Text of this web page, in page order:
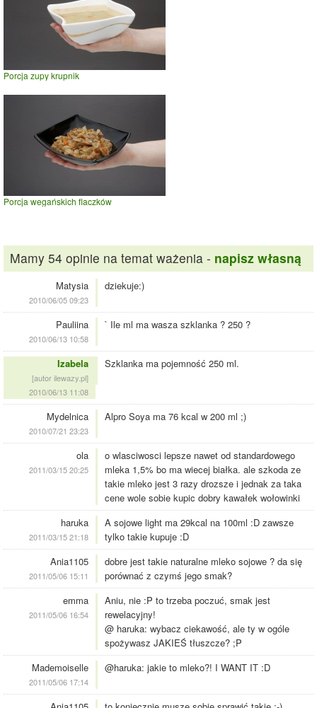
Porcja zupy krupnik
Porcja wegańskich flaczków
Mamy 54 opinie na temat ważenia - napisz własną
Matysia
2010/06/05 09:23
dziekuje:)
Pauliina
2010/06/13 10:58
` Ile ml ma wasza szklanka ? 250 ?
Izabela
[autor ilewazy.pl]
2010/06/13 11:08
Szklanka ma pojemność 250 ml.
Mydelnica
2010/07/21 23:23
Alpro Soya ma 76 kcal w 200 ml ;)
ola
2011/03/15 20:25
o wlasciwosci lepsze nawet od standardowego
mleka 1,5% bo ma wiecej białka. ale szkoda ze
takie mleko jest 3 razy drozsze i jednak za taka
cene wole sobie kupic dobry kawałek wołowinki
haruka
2011/03/15 21:18
A sojowe light ma 29kcal na 100ml :D zawsze
tylko takie kupuje :D
Ania1105
2011/05/06 15:11
dobre jest takie naturalne mleko sojowe ? da się
porównać z czymś jego smak?
emma
2011/05/06 16:54
Aniu, nie :P to trzeba poczuć, smak jest
rewelacyjny!
@ haruka: wybacz ciekawość, ale ty w ogóle
spożywasz JAKIEŚ tłuszcze? ;P
Mademoiselle
2011/05/06 17:14
@haruka: jakie to mleko?! I WANT IT :D